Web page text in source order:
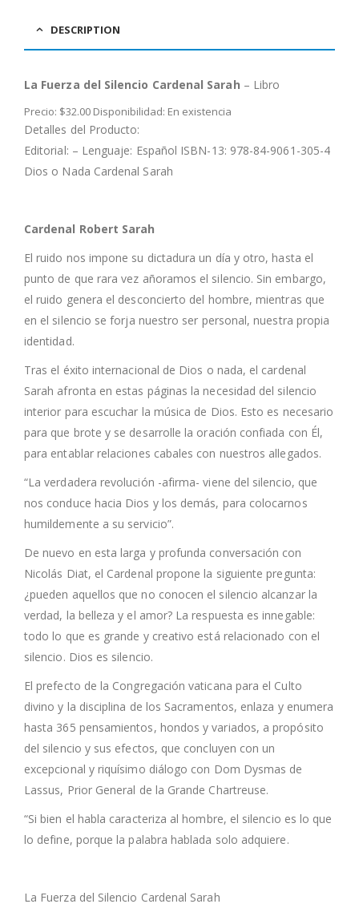
DESCRIPTION
La Fuerza del Silencio Cardenal Sarah – Libro
Precio: $32.00 Disponibilidad: En existencia
Detalles del Producto:
Editorial: – Lenguaje: Español ISBN-13: 978-84-9061-305-4
Dios o Nada Cardenal Sarah
Cardenal Robert Sarah
El ruido nos impone su dictadura un día y otro, hasta el
punto de que rara vez añoramos el silencio. Sin embargo,
el ruido genera el desconcierto del hombre, mientras que
en el silencio se forja nuestro ser personal, nuestra propia
identidad.
Tras el éxito internacional de Dios o nada, el cardenal
Sarah afronta en estas páginas la necesidad del silencio
interior para escuchar la música de Dios. Esto es necesario
para que brote y se desarrolle la oración confiada con Él,
para entablar relaciones cabales con nuestros allegados.
“La verdadera revolución -afirma- viene del silencio, que
nos conduce hacia Dios y los demás, para colocarnos
humildemente a su servicio”.
De nuevo en esta larga y profunda conversación con
Nicolás Diat, el Cardenal propone la siguiente pregunta:
¿pueden aquellos que no conocen el silencio alcanzar la
verdad, la belleza y el amor? La respuesta es innegable:
todo lo que es grande y creativo está relacionado con el
silencio. Dios es silencio.
El prefecto de la Congregación vaticana para el Culto
divino y la disciplina de los Sacramentos, enlaza y enumera
hasta 365 pensamientos, hondos y variados, a propósito
del silencio y sus efectos, que concluyen con un
excepcional y riquísimo diálogo con Dom Dysmas de
Lassus, Prior General de la Grande Chartreuse.
“Si bien el habla caracteriza al hombre, el silencio es lo que
lo define, porque la palabra hablada solo adquiere.
La Fuerza del Silencio Cardenal Sarah